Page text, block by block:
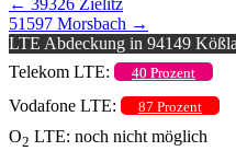
51597 Morsbach →
LTE Abdeckung in 94149
Telekom LTE:
40 Prozent
Vodafone LTE: 87 Prozent
O2 LTE: noch nicht möglich